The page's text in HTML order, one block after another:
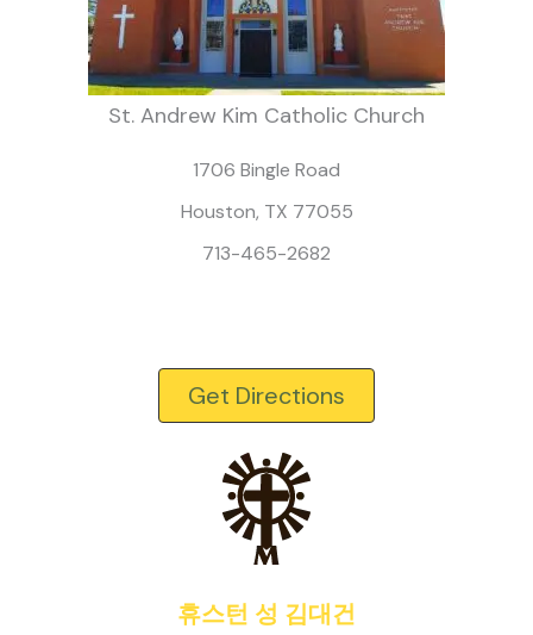
St. Andrew Kim Catholic Church
1706 Bingle Road
Houston, TX 77055
713-465-2682
Get Directions
휴스턴 성 김대건